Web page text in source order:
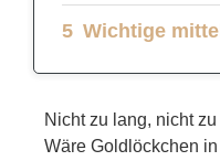
Wichtige
Nicht zu lang, nicht
Wäre Goldlöckchen